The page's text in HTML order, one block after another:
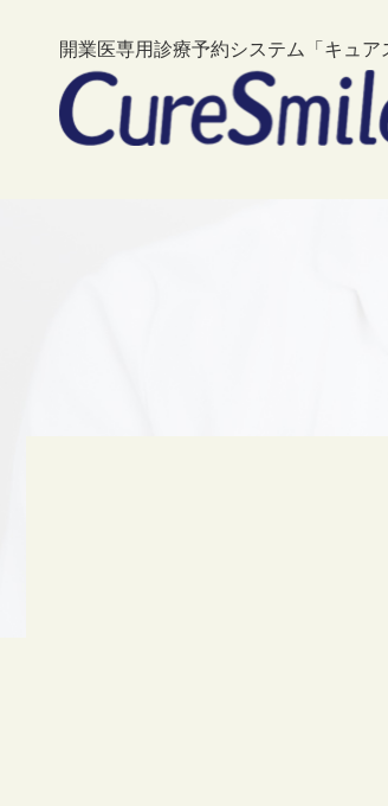
開業医専用診療予約システム「キュア